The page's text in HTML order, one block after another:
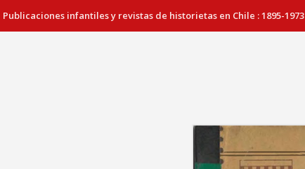
Publicaciones infantiles y revistas de historietas en Chile : 1895-1973